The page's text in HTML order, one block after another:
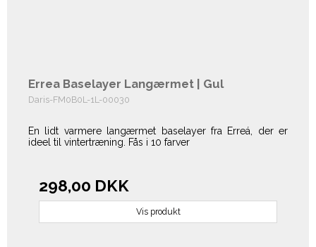
Errea Baselayer Langærmet | Gul
Daris-FM0B0L-1L-00030
En lidt varmere langærmet baselayer fra Erreá, der er
ideel til vintertræning. Fås i 10 farver
298,00 DKK
Vis produkt